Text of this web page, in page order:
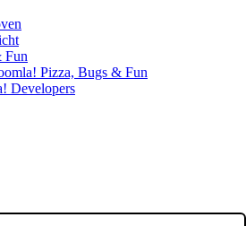
Fun
Pizza, Bugs & Fun
Developers